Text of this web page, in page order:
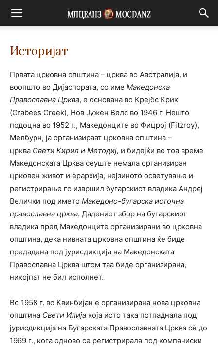
Историјат
Првата црковна општина – црква во Австралија, и
воопшто во Дијаспората, со име Македонска
Православна Црква, е основана во Крејбс Kрик
(Crabees Creek), Нов Јужен Велс во 1946 г. Нешто
подоцна во 1952 г., Македонците во Фицрој (Fitzroy),
Мелбурн, ја организираат црковна општина –
црква Свети Кирил и Методиј, и бидејќи во тоа време
Македонската Црква сеуште немала организиран
црковен живот и ерархија, нејзиното осветување и
регистрирање го извршил бугарскиот владика Андреј
Велички под името Македоно-бугарска источна
православна црква. Дадениот збор на бугарскиот
владика пред Македонците организирани во црковна
општина, дека нивната црковна општина ќе биде
предадена под јурисдикција на Македонската
Православна Црква штом таа биде организирана,
никојпат не бил исполнет.
Во 1958 г. во Квинбијан е организирана нова црковна
општина Свети Илија која исто така потпаднала под
јурисдикција на Бугарската Православната Црква сè до
1969 г., кога одново се регистрирала под компаниски